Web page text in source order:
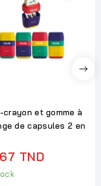
crayon et gomme à
de capsules 2 en
TND